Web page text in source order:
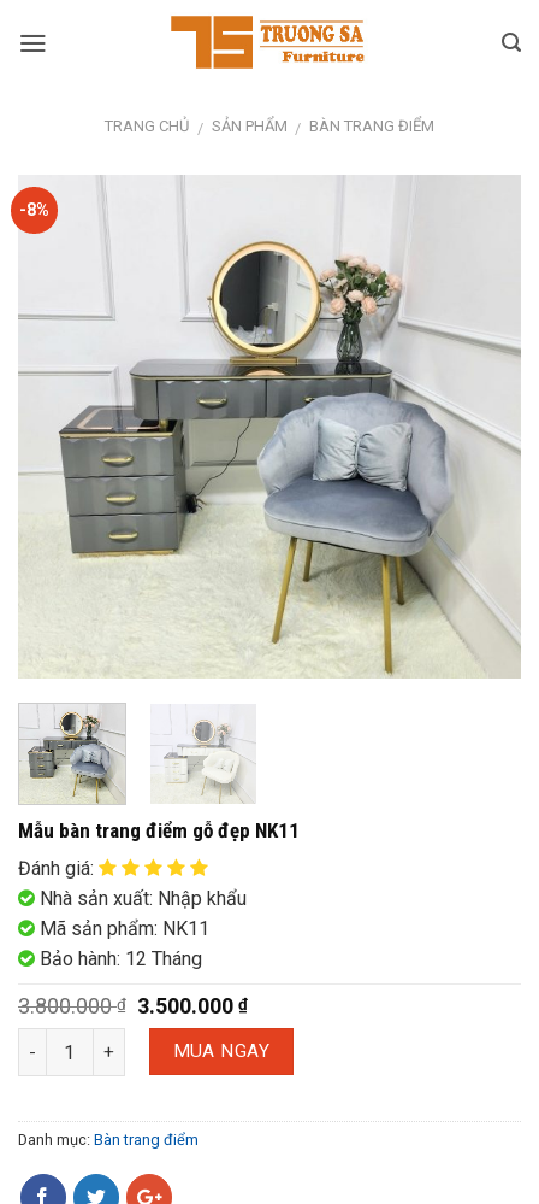
TRANG CHỦ / SẢN PHẨM / BÀN TRANG ĐIỂM
-8%
Mẫu bàn trang điểm gỗ đẹp NK11
Đánh giá:
Nhà sản xuất: Nhập khẩu
Mã sản phẩm: NK11
Bảo hành: 12 Tháng
3.800.000₫ 3.500.000₫
MUA NGAY
Danh mục: Bàn trang điểm